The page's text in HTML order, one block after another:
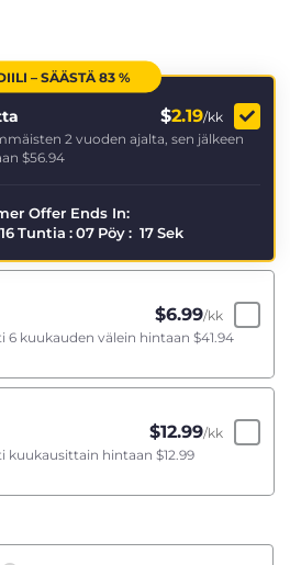
– SÄÄSTÄ 83 %
$2.19/kk
2 vuoden ajalta, sen jälkeen
$56.94
Offer Ends In:
16Tuntia :07 Pöy: 17Sek
$6.99/kk
kuukauden välein hintaan $41.94
$12.99/kk
kuukausittain hintaan $12.99